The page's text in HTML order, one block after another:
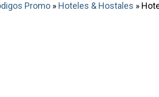
Promo » Hoteles & Hostales »